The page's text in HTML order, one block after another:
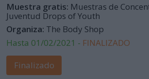
Muestra gratis: Muestras de
Juventud Drops of Youth
Organiza: The Body Shop
Hasta 01/02/2021 - FINALIZADO
Finalizado